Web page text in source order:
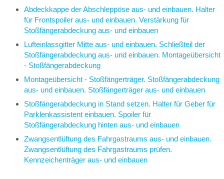
Abdeckkappe der Abschleppöse aus- und einbauen. Halter
für Frontspoiler aus- und einbauen. Verstärkung für
Stoßfängerabdeckung aus- und einbauen
Lufteinlassgitter Mitte aus- und einbauen. Schließteil der
Stoßfängerabdeckung aus- und einbauen. Montageübersicht
- Stoßfängerabdeckung
Montageübersicht - Stoßfängerträger. Stoßfängerabdeckung
aus- und einbauen. Stoßfängerträger aus- und einbauen
Stoßfängerabdeckung in Stand setzen. Halter für Geber für
Parklenkassistent einbauen. Spoiler für
Stoßfängerabdeckung hinten aus- und einbauen
Zwangsentlüftung des Fahrgastraums aus- und einbauen.
Zwangsentlüftung des Fahrgastraums prüfen.
Kennzeichenträger aus- und einbauen